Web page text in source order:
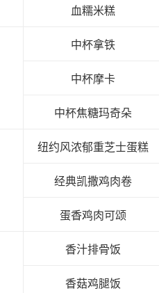
血糯米糕
中杯拿铁
中杯摩卡
中杯焦糖玛奇朵
纽约风浓郁重芝士蛋糕
经典凯撒鸡肉卷
蛋香鸡肉可颂
香汁排骨饭
香菇鸡腿饭